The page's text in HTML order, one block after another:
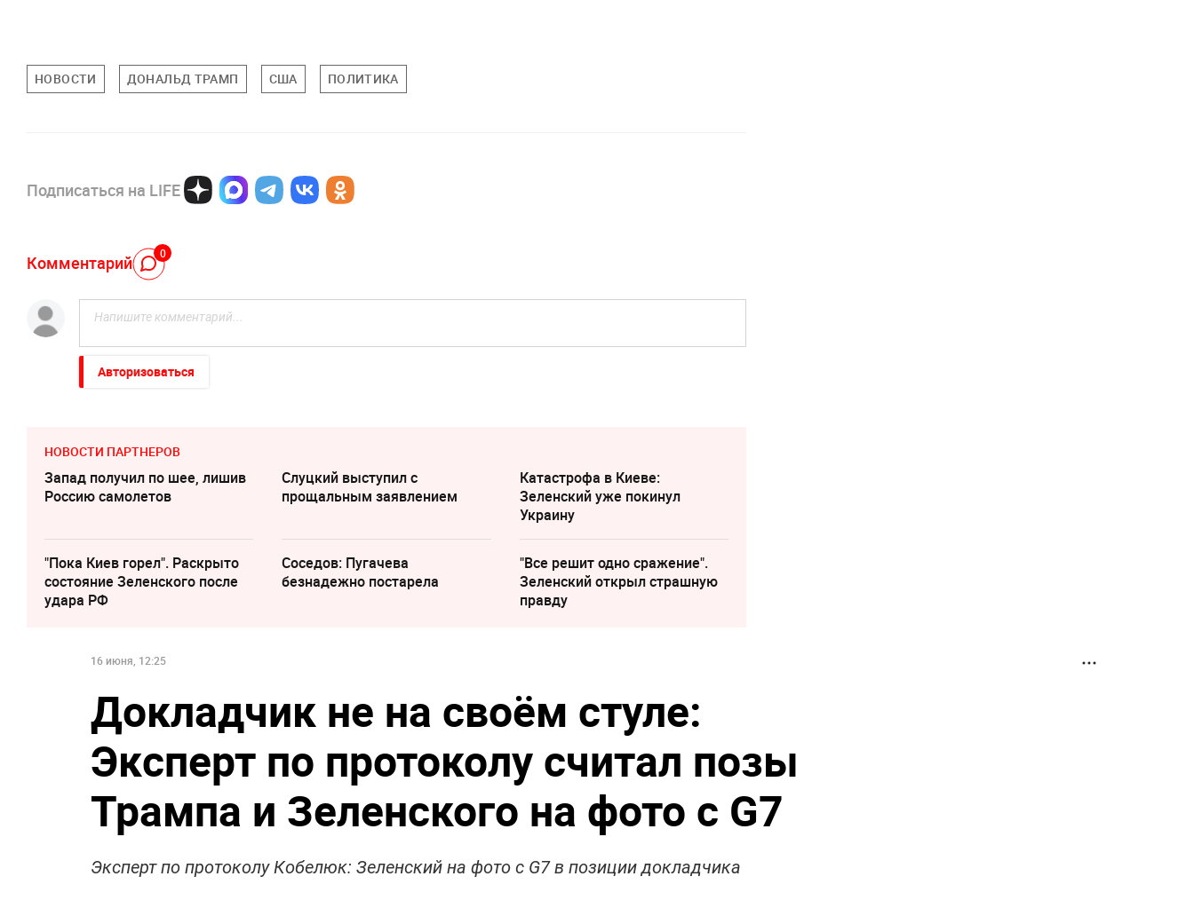
НОВОСТИ ДОНАЛЬД ТРАМП США ПОЛИТИКА
Подписаться на LIFE
Комментарий 0
Авторизоваться
НОВОСТИ ПАРТНЕРОВ
Запад получил по шее, лишив
Россию самолетов
Слуцкий выступил с
прощальным заявлением
Катастрофа в Киеве:
Зеленский уже покинул
Украину
"Пока Киев горел". Раскрыто
состояние Зеленского после
удара РФ
Соседов: Пугачева
безнадежно постарела
"Все решит одно сражение".
Зеленский открыл страшную
правду
16 июня, 12:25
Докладчик не на своём стуле:
Эксперт по протоколу считал позы
Трампа и Зеленского на фото с G7
Эксперт по протоколу Кобелюк: Зеленский на фото с G7 в позиции докладчика